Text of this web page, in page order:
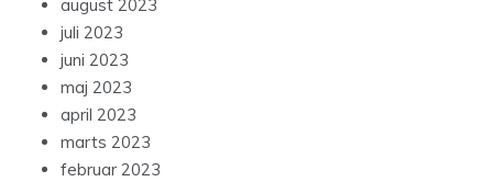
august 2023
juli 2023
juni 2023
maj 2023
april 2023
marts 2023
februar 2023